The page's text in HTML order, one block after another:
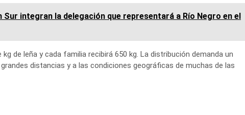
integran la delegación que representará a Río Negro en el
de leña y cada familia recibirá 650 kg. La distribución demanda un
distancias y a las condiciones geográficas de muchas de las